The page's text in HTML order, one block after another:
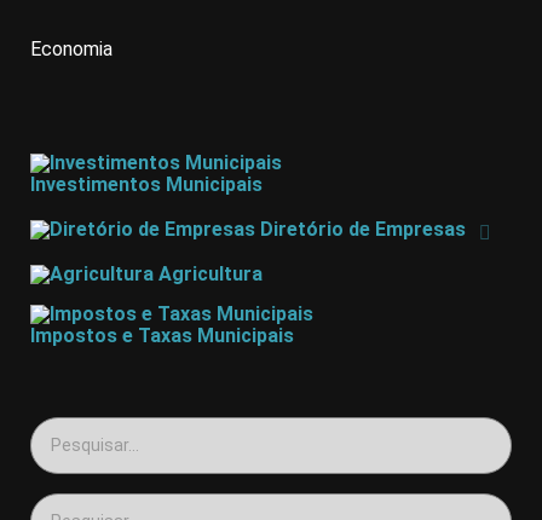
Economia
Investimentos Municipais
Diretório de Empresas
Agricultura
Impostos e Taxas Municipais